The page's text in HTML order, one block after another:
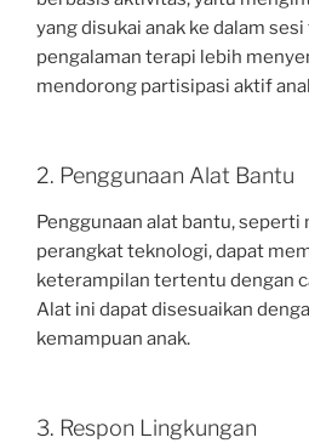
yang disukai anak ke dalam
pengalaman terapi lebih
mendorong partisipasi aktif
2. Penggunaan Alat Bantu
Penggunaan alat bantu, seperti
perangkat teknologi, dapat
keterampilan tertentu dengan
Alat ini dapat disesuaikan
kemampuan anak.
3. Respon Lingkungan